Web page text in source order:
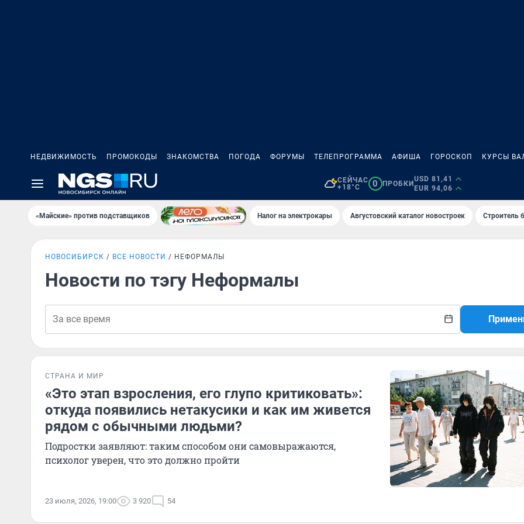
НЕДВИЖИМОСТЬ ПРОМОКОДЫ ЗНАКОМСТВА ПОГОДА ФОРУМЫ ТЕЛЕПРОГРАММА АФИША ГОРОСКОП КУРСЫ
СЕЙЧАС
+18°C
0 ПРОБКИ
USD 81,41
EUR 94,06
«Майские» против подставщиков Налог на электрокары Августовский каталог новостроек Строитель
НОВОСИБИРСК ВСЕ НОВОСТИ НЕФОРМАЛЫ
Новости по тэгу Неформалы
СТРАНА И МИР
«Это этап взросления, его глупо критиковать»:
откуда появились нетакусики и как им живется
рядом с обычными людьми?
Подростки заявляют: таким способом они самовыражаются,
психолог уверен, что это должно пройти
23 июля, 2026, 19:00 3 920 54